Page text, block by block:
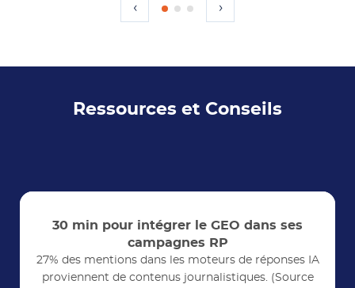
‹ ›
Ressources et Conseils
30 min pour intégrer le GEO dans ses
campagnes RP
27% des mentions dans les moteurs de réponses IA
proviennent de contenus journalistiques. (Source